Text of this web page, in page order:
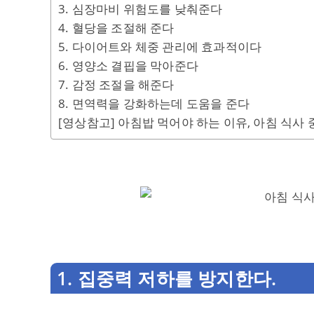
3. 심장마비 위험도를 낮춰준다
4. 혈당을 조절해 준다
5. 다이어트와 체중 관리에 효과적이다
6. 영양소 결핍을 막아준다
7. 감정 조절을 해준다
8. 면역력을 강화하는데 도움을 준다
[영상참고] 아침밥 먹어야 하는 이유, 아침 식사
1. 집중력 저하를 방지한다.